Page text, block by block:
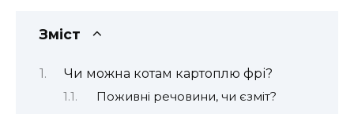
Зміст
Чи можна котам картоплю фрі?
Поживні речовини, чи єзміт?